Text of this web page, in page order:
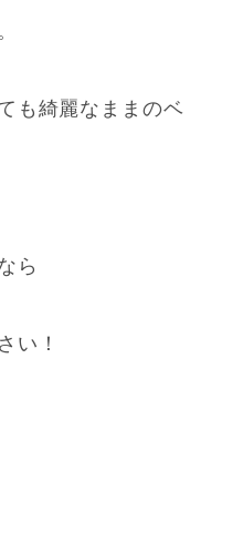
も綺麗なままのベ
ら
い！